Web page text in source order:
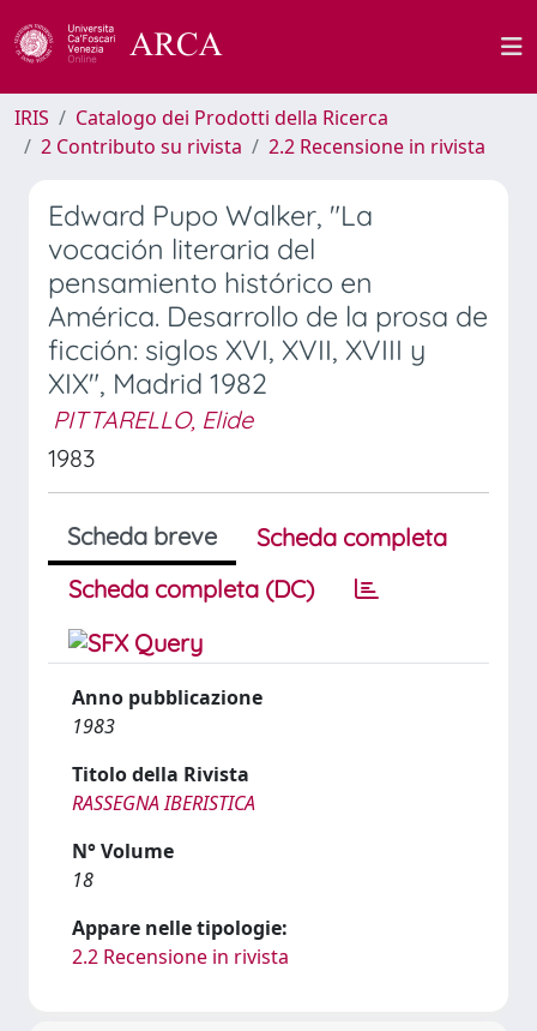
IRIS
Catalogo dei Prodotti della Ricerca
2 Contributo su rivista
2.2 Recensione in rivista
Edward Pupo Walker, "La
vocación literaria del
pensamiento histórico en
América. Desarrollo de la prosa de
ficción: siglos XVI, XVII, XVIII y
XIX", Madrid 1982
PITTARELLO, Elide
1983
Scheda breve
Scheda completa
Scheda completa (DC)
Anno pubblicazione
1983
Titolo della Rivista
RASSEGNA IBERISTICA
N° Volume
18
Appare nelle tipologie:
2.2 Recensione in rivista